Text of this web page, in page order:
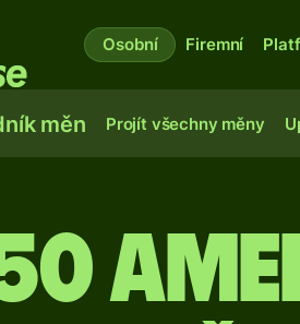
Osobní Firemní
měn Projít všechny měny